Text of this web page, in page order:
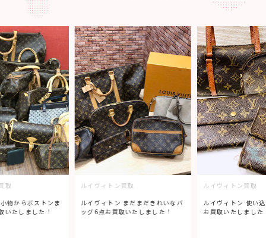
取
物からボストンま
いたしました！
ルイヴィトン買取
ルイヴィトン まだまだきれいなバ
ッグ6点お買取いたしました！
ルイヴィトン買取
ルイヴィトン 使い
お買取いたしました